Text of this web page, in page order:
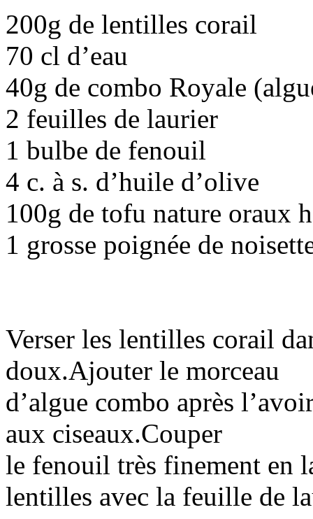
200g de lentilles corail
70 cl d’eau
40g de combo Royale
2 feuilles de laurier
1 bulbe de fenouil
4 c. à s. d’huile d’olive
100g de tofu nature oraux
1 grosse poignée de
Verser les lentilles corail
doux.Ajouter le morceau
d’algue combo après
aux ciseaux.Couper
le fenouil très finement en
lentilles avec la feuille de